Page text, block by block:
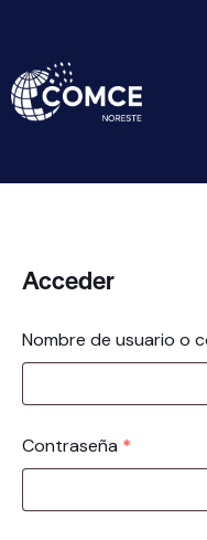
Acceder
Nombre de usuario o
Contraseña *